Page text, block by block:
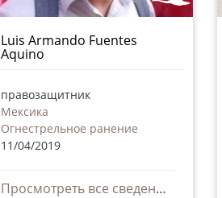
Luis Armando Fuentes
Aquino
правозащитник
Мексика
Огнестрельное ранение
11/04/2019
Просмотреть все сведения